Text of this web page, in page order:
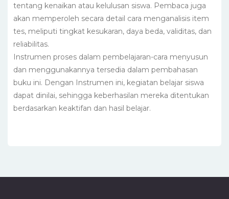
tentang kenaikan atau kelulusan siswa. Pembaca juga
akan memperoleh secara detail cara menganalisis item
tes, meliputi tingkat kesukaran, daya beda, validitas, dan
reliabilitas.
Instrumen proses dalam pembelajaran-cara menyusun
dan menggunakannya tersedia dalam pembahasan
buku ini. Dengan Instrumen ini, kegiatan belajar siswa
dapat dinilai, sehingga keberhasilan mereka ditentukan
berdasarkan keaktifan dan hasil belajar.